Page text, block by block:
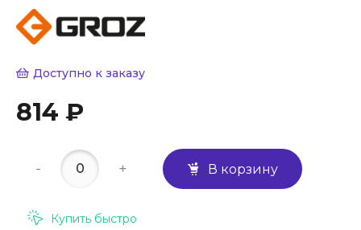
Доступно к заказу
814 ₽
- + В корзину
Купить быстро